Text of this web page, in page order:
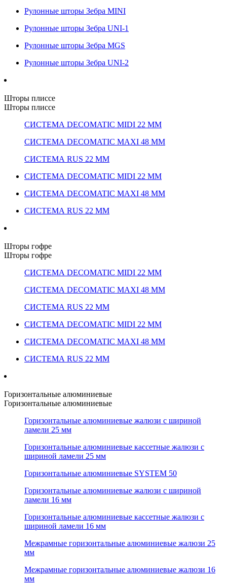
Рулонные шторы Зебра MINI
Рулонные шторы Зебра UNI-1
Рулонные шторы Зебра MGS
Рулонные шторы Зебра UNI-2
Шторы плиссе
Шторы плиссе
СИСТЕМА DECOMATIC MIDI 22 ММ
СИСТЕМА DECOMATIC MAXI 48 ММ
СИСТЕМА RUS 22 ММ
СИСТЕМА DECOMATIC MIDI 22 ММ
СИСТЕМА DECOMATIC MAXI 48 ММ
СИСТЕМА RUS 22 ММ
Шторы гофре
Шторы гофре
СИСТЕМА DECOMATIC MIDI 22 ММ
СИСТЕМА DECOMATIC MAXI 48 ММ
СИСТЕМА RUS 22 ММ
СИСТЕМА DECOMATIC MIDI 22 ММ
СИСТЕМА DECOMATIC MAXI 48 ММ
СИСТЕМА RUS 22 ММ
Горизонтальные алюминиевые
Горизонтальные алюминиевые
Горизонтальные алюминиевые жалюзи с шириной
ламели 25 мм
Горизонтальные алюминиевые кассетные жалюзи с
шириной ламели 25 мм
Горизонтальные алюминиевые SYSTEM 50
Горизонтальные алюминиевые жалюзи с шириной
ламели 16 мм
Горизонтальные алюминиевые кассетные жалюзи с
шириной ламели 16 мм
Межрамные горизонтальные алюминиевые жалюзи 25
мм
Межрамные горизонтальные алюминиевые жалюзи 16
мм